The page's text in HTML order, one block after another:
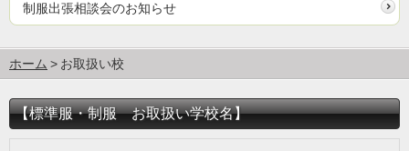
制服出張相談会のお知らせ
ホーム お取扱い校
【標準服・制服 お取扱い学校名】